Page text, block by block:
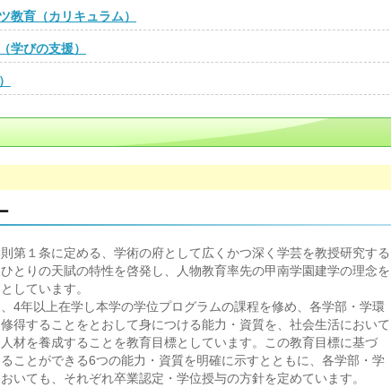
教育（カリキュラム）
学びの支援）
第１条に定める、学術の府として広くかつ深く学芸を教授研究する
とりの天賦の特性を啓発し、人物教育率先の甲南学園建学の理念を
しています。
4年以上在学し本学の学位プログラムの課程を修め、各学部・学環
得することをとおして身につける能力・資質を、社会生活において
材を養成することを教育目標としています。この教育目標に基づ
ことができる6つの能力・資質を明確に示すとともに、各学部・学
いても、それぞれ卒業認定・学位授与の方針を定めています。